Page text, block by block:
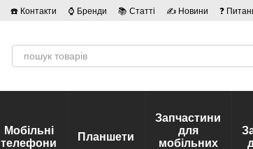
☎️ Контакти ⌚ Бренди 📚 Статті ✍ Новини ❓
Мобільні
телефони
Планшети
Запчастини
для
мобільних